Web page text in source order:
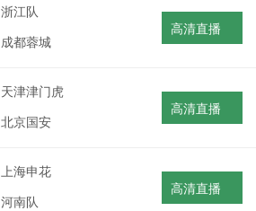
浙江队
成都蓉城
高清直播
天津津门虎
北京国安
高清直播
上海申花
河南队
高清直播